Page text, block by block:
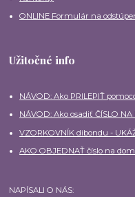
ONLINE Formulár na
Užitočné info
NÁVOD: Ako PRILEPIŤ
NÁVOD: Ako osadiť ČÍSLO
VZORKOVNÍK dibondu -
AKO OBJEDNAŤ číslo na
NAPÍSALI O NÁS: